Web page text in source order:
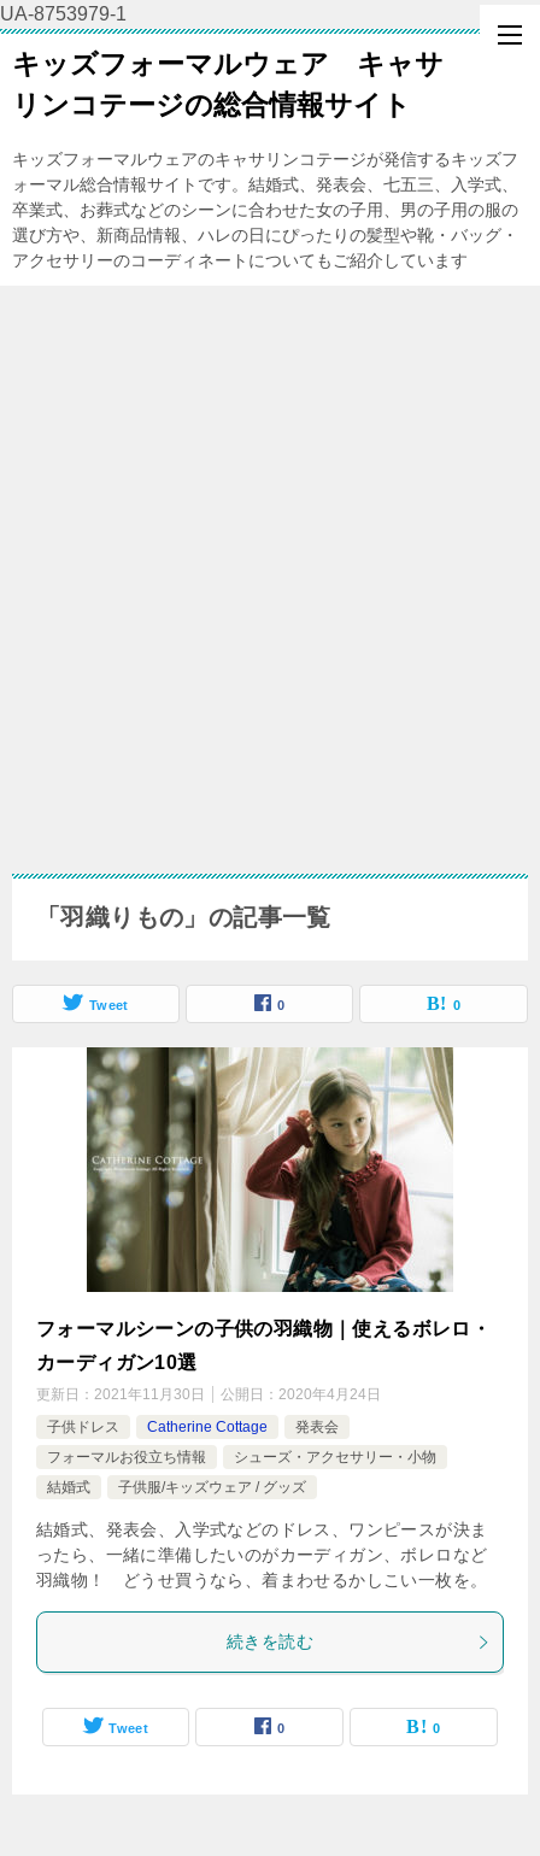
UA-8753979-1
キッズフォーマルウェア キャサ
リンコテージの総合情報サイト
キッズフォーマルウェアのキャサリンコテージが発信するキッズフ
ォーマル総合情報サイトです。結婚式、発表会、七五三、入学式、
卒業式、お葬式などのシーンに合わせた女の子用、男の子用の服の
選び方や、新商品情報、ハレの日にぴったりの髪型や靴・バッグ・
アクセサリーのコーディネートについてもご紹介しています
「羽織りもの」の記事一覧
Tweet 0 0
フォーマルシーンの子供の羽織物｜使えるボレロ・
カーディガン10選
更新日： 2021年11月30日 公開日： 2020年4月24日
子供ドレス
Catherine Cottage
発表会
フォーマルお役立ち情報
シューズ・アクセサリー・小物
結婚式
子供服/キッズウェア / グッズ
結婚式、発表会、入学式などのドレス、ワンピースが決ま
ったら、一緒に準備したいのがカーディガン、ボレロなど
羽織物！ どうせ買うなら、着まわせるかしこい一枚を。
続きを読む
Tweet 0 0